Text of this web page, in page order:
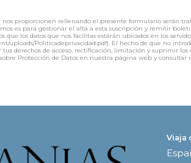
nos proporcionen rellenando el presente formulario serán
es para gestionar el alta a esta suscripción y remitir
que los datos que nos facilitas estarán ubicados en los
uploads/Politicadeprivacidad.pdf). El hecho de que no
derechos de acceso, rectificación, limitación y suprimir
Protección de Datos en nuestra página web y consultar
Viaja